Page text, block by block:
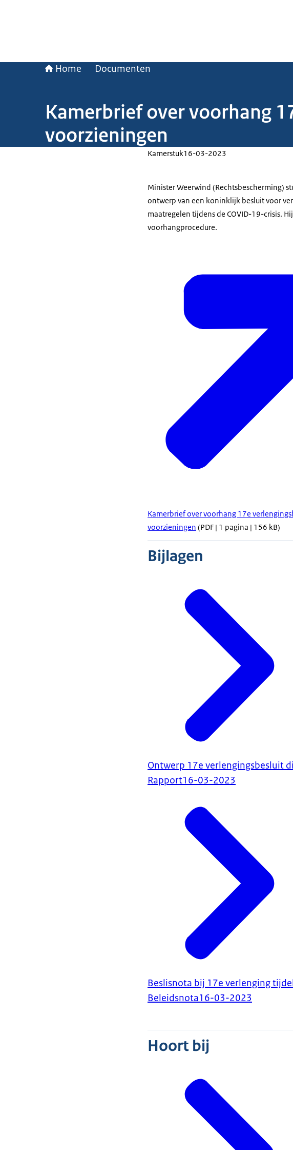
Home Documenten
Kamerbrief over voorhang
voorzieningen
Kamerstuk16-03-2023
Minister Weerwind (Rechtsbescherming)
ontwerp van een koninklijk besluit voor
maatregelen tijdens de COVID-19-crisis.
voorhangprocedure.
Kamerbrief over voorhang 17e
voorzieningen (PDF | 1 pagina | 156 kB)
Bijlagen
Ontwerp 17e verlengingsbesluit
Rapport16-03-2023
Beslisnota bij 17e verlenging
Beleidsnota16-03-2023
Hoort bij